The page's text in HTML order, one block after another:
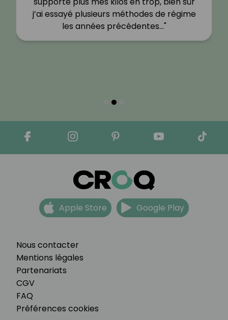
j’ai essayé plusieurs méthodes de régime
les années précédentes…"
Nous contacter
Mentions légales
Partenariats
CGV
FAQ
Préférences cookies
Apple Store Google Play